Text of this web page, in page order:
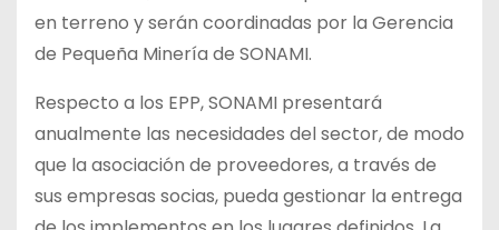
en terreno y serán coordinadas por la Gerencia
de Pequeña Minería de SONAMI.
Respecto a los EPP, SONAMI presentará
anualmente las necesidades del sector, de modo
que la asociación de proveedores, a través de
sus empresas socias, pueda gestionar la entrega